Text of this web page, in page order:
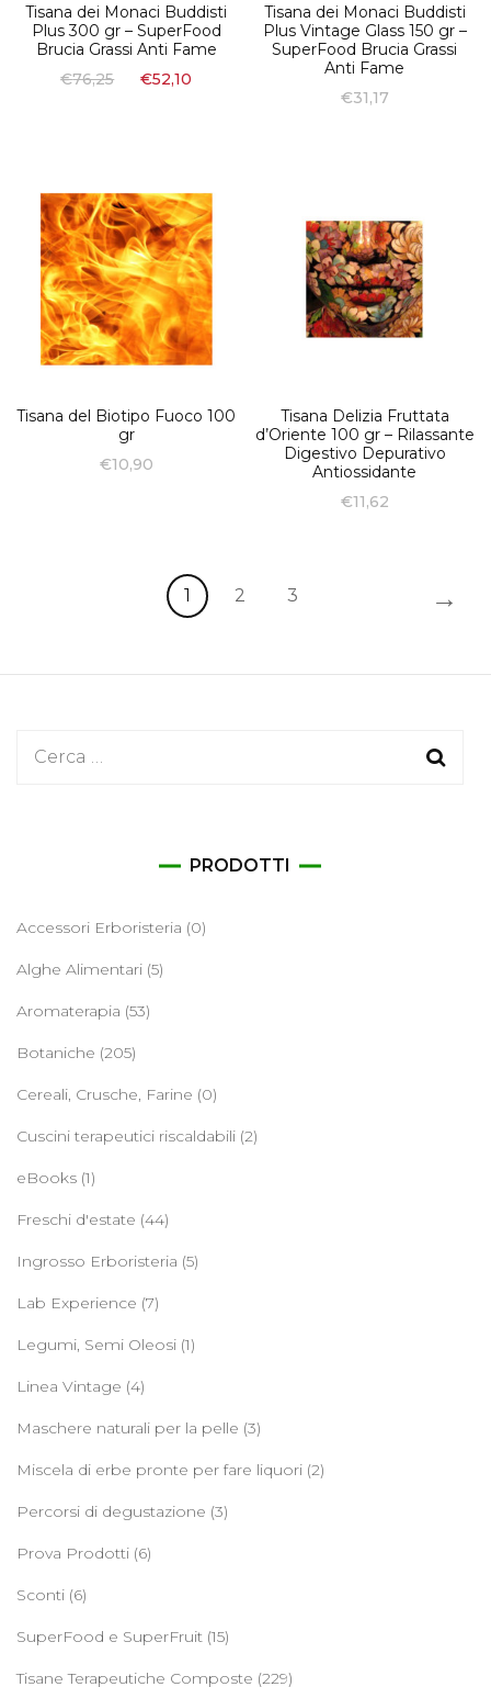
Tisana dei Monaci Buddisti
Plus 300 gr – SuperFood
Brucia Grassi Anti Fame
€76,25 €52,10
Tisana dei Monaci Buddisti
Plus Vintage Glass 150 gr –
SuperFood Brucia Grassi
Anti Fame
€31,17
Tisana del Biotipo Fuoco 100
gr
€10,90
Tisana Delizia Fruttata
d’Oriente 100 gr – Rilassante
Digestivo Depurativo
Antiossidante
€11,62
1 2 3 →
Ricerca
PRODOTTI
Accessori Erboristeria (0)
Alghe Alimentari (5)
Aromaterapia (53)
Botaniche (205)
Cereali, Crusche, Farine (0)
Cuscini terapeutici riscaldabili (2)
eBooks (1)
Freschi d'estate (44)
Ingrosso Erboristeria (5)
Lab Experience (7)
Legumi, Semi Oleosi (1)
Linea Vintage (4)
Maschere naturali per la pelle (3)
Miscela di erbe pronte per fare liquori (2)
Percorsi di degustazione (3)
Prova Prodotti (6)
Sconti (6)
SuperFood e SuperFruit (15)
Tisane Terapeutiche Composte (229)